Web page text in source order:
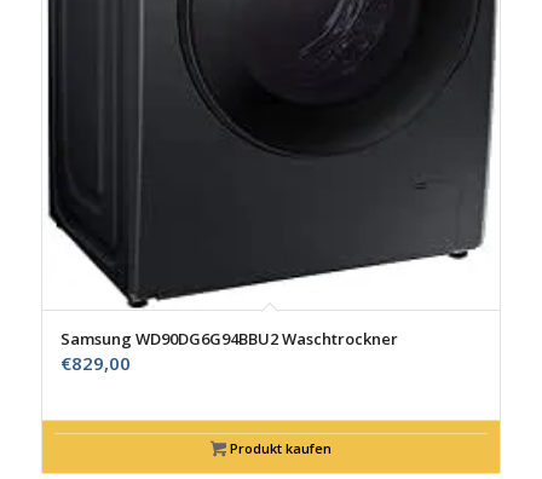
Samsung WD90DG6G94BBU2 Waschtrockner
€829,00
Produkt kaufen